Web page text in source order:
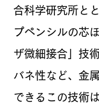
合科学研究所と
プペンシルの芯
ザ微細接合」技
バネ性など、金
できるこの技術